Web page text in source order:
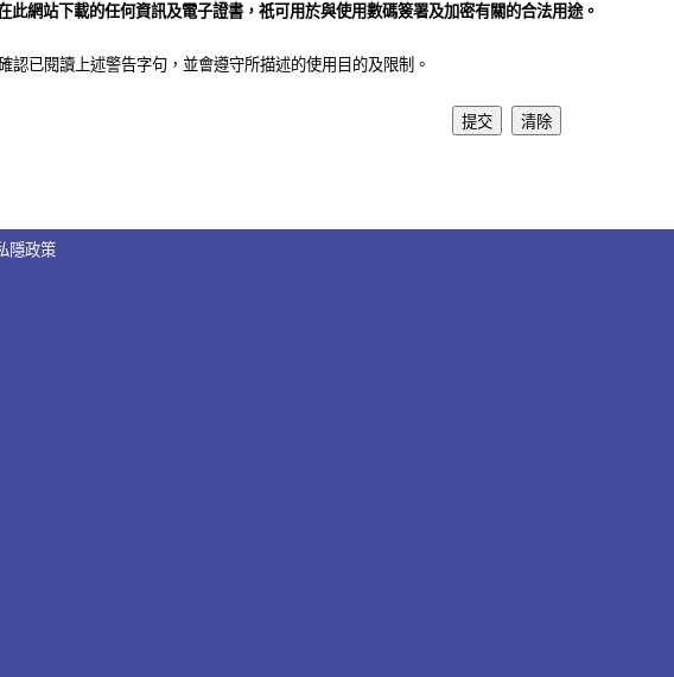
此網站下載的任何資訊及電子證書，祇可用於與使用數碼簽署及加密有關的合法用途。
認已閱讀上述警告字句，並會遵守所描述的使用目的及限制。
隱政策